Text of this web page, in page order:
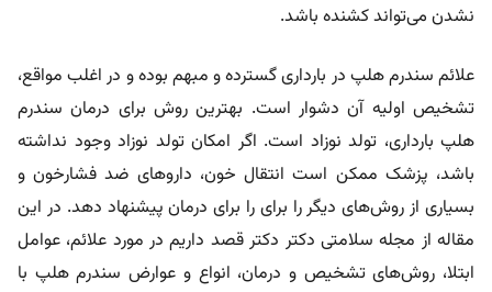
نشدن می‌تواند کشنده باشد.
علائم سندرم هلپ در بارداری گسترده و مبهم بوده و در اغلب مواقع،
تشخیص اولیه آن دشوار است. بهترین روش برای درمان سندرم
هلپ بارداری، تولد نوزاد است. اگر امکان تولد نوزاد وجود نداشته
باشد، پزشک ممکن است انتقال خون، داروهای ضد فشارخون و
بسیاری از روش‌های دیگر را برای را برای درمان پیشنهاد دهد. در این
مقاله از مجله سلامتی دکتر دکتر قصد داریم در مورد علائم، عوامل
ابتلا، روش‌های تشخیص و درمان، انواع و عوارض سندرم هلپ با